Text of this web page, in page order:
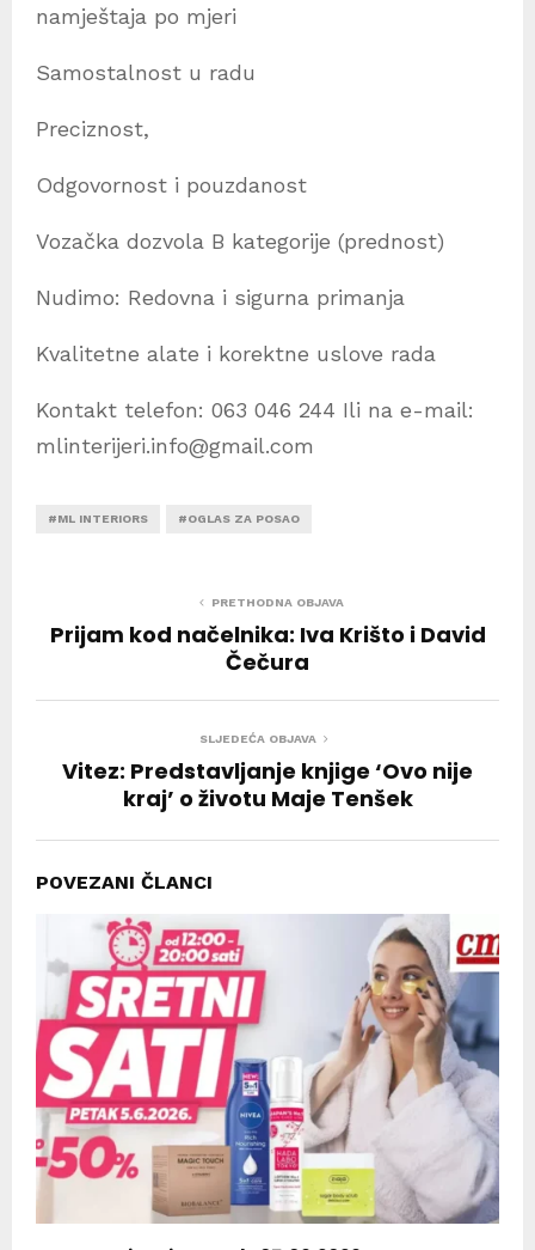
namještaja po mjeri
Samostalnost u radu
Preciznost,
Odgovornost i pouzdanost
Vozačka dozvola B kategorije (prednost)
Nudimo: Redovna i sigurna primanja
Kvalitetne alate i korektne uslove rada
Kontakt telefon: 063 046 244 Ili na e-mail:
mlinterijeri.info@gmail.com
#ML INTERIORS #OGLAS ZA POSAO
PRETHODNA OBJAVA
Prijam kod načelnika: Iva Krišto i David
Čečura
SLJEDEĆA OBJAVA
Vitez: Predstavljanje knjige ‘Ovo nije
kraj’ o životu Maje Tenšek
POVEZANI ČLANCI